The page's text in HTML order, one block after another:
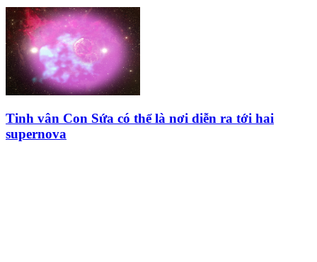
Tinh vân Con Sứa có thể là nơi diễn ra tới hai
supernova